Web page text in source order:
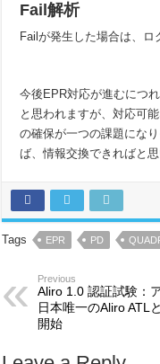
Fail解析
Failが発生した場合は、ロ
今後EPR対応が進むにつ
と思われますが、対応可
の確保が一つの課題にな
ば、情報交換できればと思
Tags EPR PD
Previous
Aliro 1.0 認証試験：
日本唯一のAliro ATL
開始